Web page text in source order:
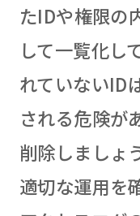
たIDや権限の
して一覧化し
れていないID
される危険が
削除しましょ
適切な運用を